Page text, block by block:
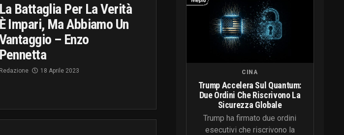
La Battaglia Per La Verità
È Impari, Ma Abbiamo Un
– Enzo
Pennetta
Redazione 18 Aprile 2023 CINA
Trump Accelera Sul Quantum:
Due Ordini Che Riscrivono La
Sicurezza Globale
Trump ha firmato due ordini
esecutivi che riscrivono la